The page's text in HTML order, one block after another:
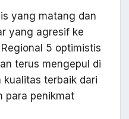
yang matang dan
yang agresif ke
Regional 5 optimistis
terus mengepul di
kualitas terbaik dari
para penikmat